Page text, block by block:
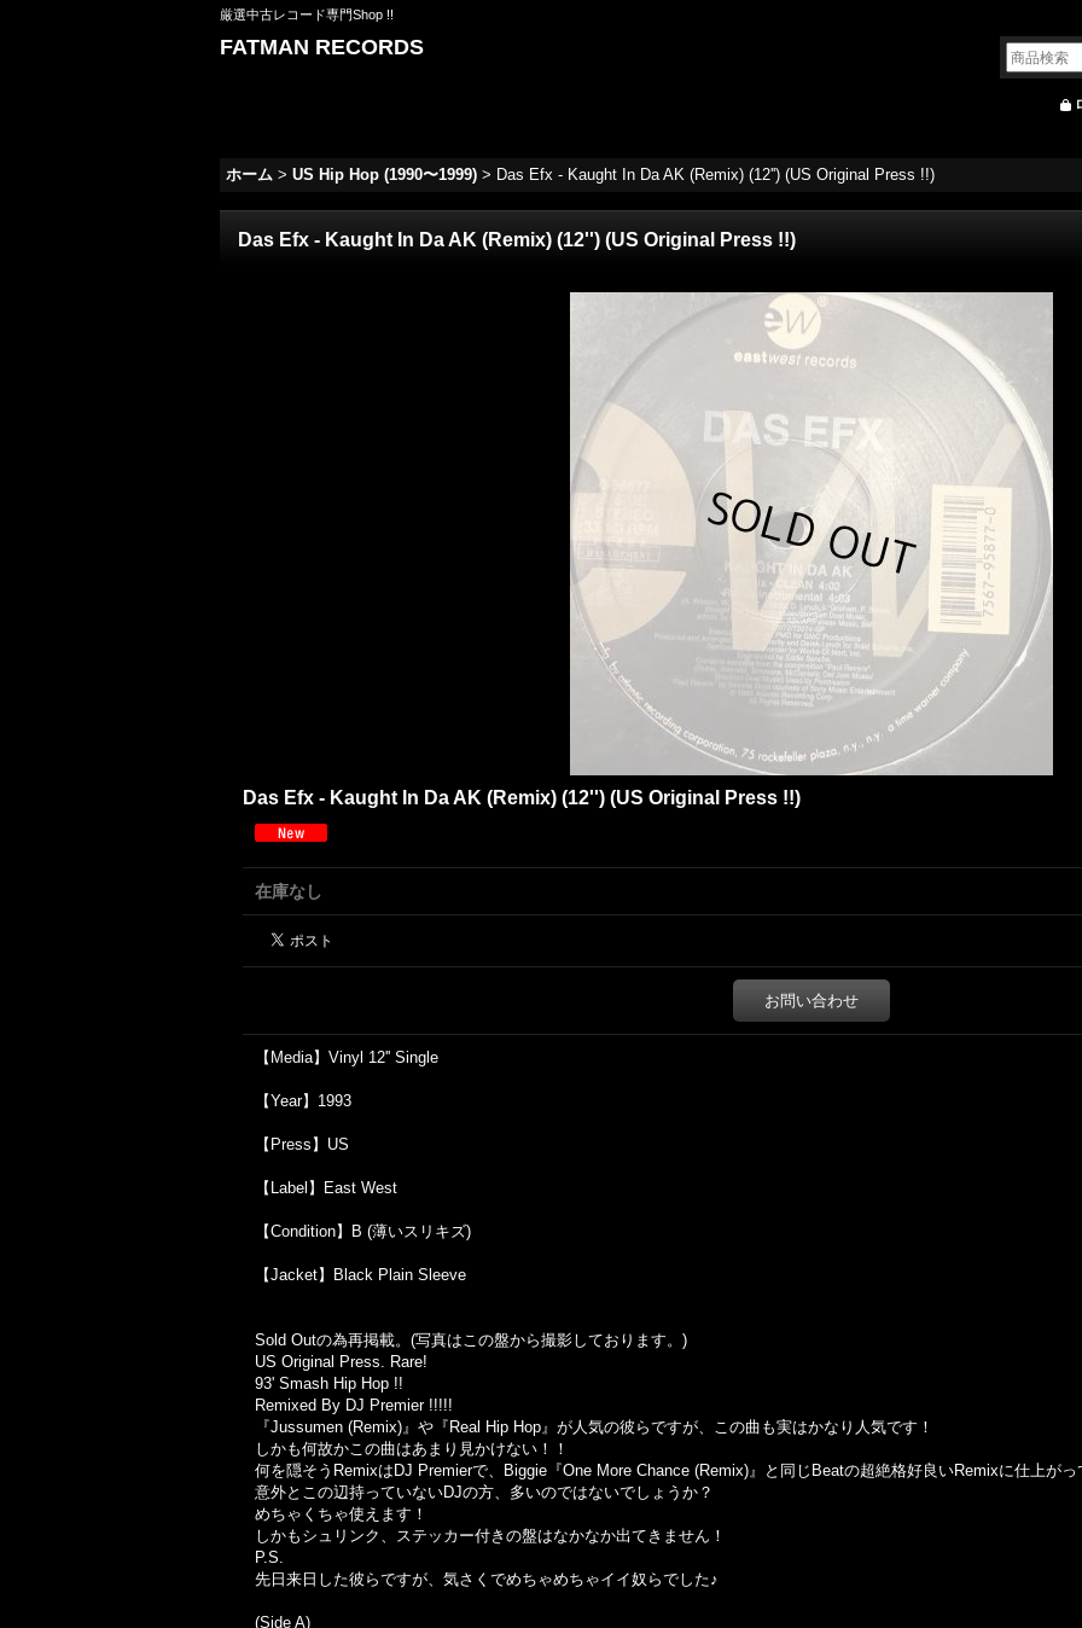
厳選中古レコード専門Shop !!
FATMAN RECORDS
ホーム > US Hip Hop (1990〜1999) > Das Efx - Kaught In Da AK (Remix) (12'') (US Original Press !!)
Das Efx - Kaught In Da AK (Remix) (12'') (US Original Press !!)
Das Efx - Kaught In Da AK (Remix) (12'') (US Original Press !!)
在庫なし
お問い合わせ
【Media】Vinyl 12'' Single
【Year】1993
【Press】US
【Label】East West
【Condition】B (薄いスリキズ)
【Jacket】Black Plain Sleeve
Sold Outの為再掲載。(写真はこの盤から撮影しております。)
US Original Press. Rare!
93' Smash Hip Hop !!
Remixed By DJ Premier !!!!!
『Jussumen (Remix)』や『Real Hip Hop』が人気の彼らですが、この曲も実はかなり人気です！
しかも何故かこの曲はあまり見かけない！！
何を隠そうRemixはDJ Premierで、Biggie『One More Chance (Remix)』と同じBeatの超絶格好良いRemixに仕上が
意外とこの辺持っていないDJの方、多いのではないでしょうか？
めちゃくちゃ使えます！
しかもシュリンク、ステッカー付きの盤はなかなか出てきません！
P.S.
先日来日した彼らですが、気さくでめちゃめちゃイイ奴らでした♪
(Side A)